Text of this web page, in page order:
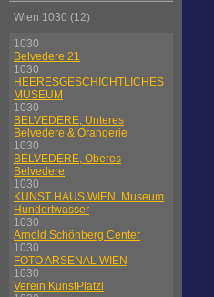
Wien 1030 (12)
1030
Belvedere 21
1030
HEERESGESCHICHTLICHES
MUSEUM
1030
BELVEDERE, Unteres
Belvedere & Orangerie
1030
BELVEDERE, Oberes
Belvedere
1030
KUNST HAUS WIEN. Museum
Hundertwasser
1030
Arnold Schönberg Center
1030
FOTO ARSENAL WIEN
1030
Verein KunstPlatzl